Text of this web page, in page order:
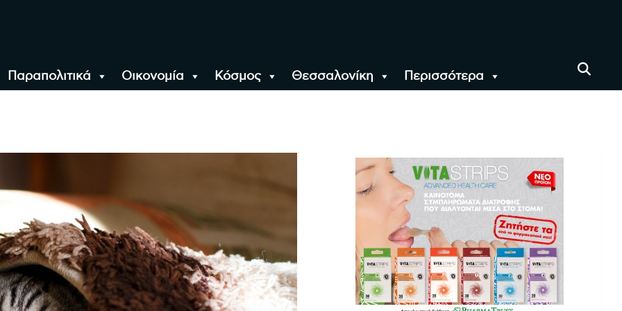
Παραπολιτικά Οικονομία Κόσμος Θεσσαλονίκη Περισσότερα